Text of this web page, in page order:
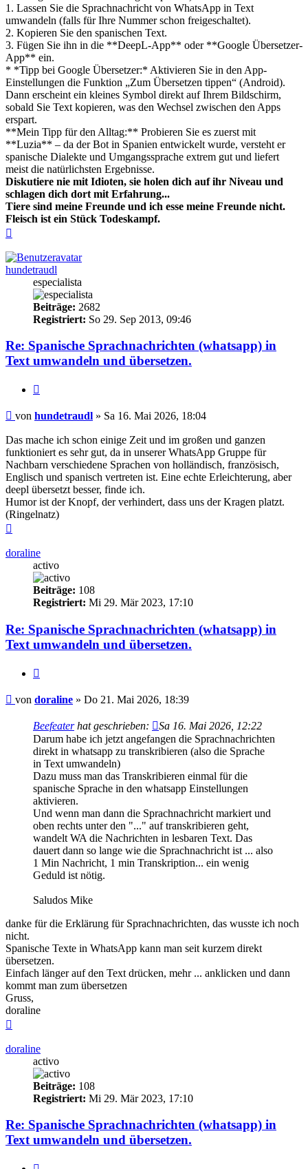
1. Lassen Sie die Sprachnachricht von WhatsApp in Text
umwandeln (falls für Ihre Nummer schon freigeschaltet).
2. Kopieren Sie den spanischen Text.
3. Fügen Sie ihn in die **DeepL-App** oder **Google Übersetzer-
App** ein.
* *Tipp bei Google Übersetzer:* Aktivieren Sie in den App-
Einstellungen die Funktion „Zum Übersetzen tippen“ (Android).
Dann erscheint ein kleines Symbol direkt auf Ihrem Bildschirm,
sobald Sie Text kopieren, was den Wechsel zwischen den Apps
erspart.
**Mein Tipp für den Alltag:** Probieren Sie es zuerst mit
**Luzia** – da der Bot in Spanien entwickelt wurde, versteht er
spanische Dialekte und Umgangssprache extrem gut und liefert
meist die natürlichsten Ergebnisse.
Diskutiere nie mit Idioten, sie holen dich auf ihr Niveau und
schlagen dich dort mit Erfahrung...
Tiere sind meine Freunde und ich esse meine Freunde nicht.
Fleisch ist ein Stück Todeskampf.
hundetraudl
especialista
Beiträge: 2682
Registriert: So 29. Sep 2013, 09:46
Re: Spanische Sprachnachrichten (whatsapp) in
Text umwandeln und übersetzen.
Beitrag
von hundetraudl » Sa 16. Mai 2026, 18:04
Das mache ich schon einige Zeit und im großen und ganzen
funktioniert es sehr gut, da in unserer WhatsApp Gruppe für
Nachbarn verschiedene Sprachen von holländisch, französisch,
Englisch und spanisch vertreten ist. Eine echte Erleichterung, aber
deepl übersetzt besser, finde ich.
Humor ist der Knopf, der verhindert, dass uns der Kragen platzt.
(Ringelnatz)
doraline
activo
Beiträge: 108
Registriert: Mi 29. Mär 2023, 17:10
Re: Spanische Sprachnachrichten (whatsapp) in
Text umwandeln und übersetzen.
Beitrag
von doraline » Do 21. Mai 2026, 18:39
Beefeaterhat geschrieben:
Sa 16. Mai 2026, 12:22
Darum habe ich jetzt angefangen die Sprachnachrichten
direkt in whatsapp zu transkribieren (also die Sprache
in Text umwandeln)
Dazu muss man das Transkribieren einmal für die
spanische Sprache in den whatsapp Einstellungen
aktivieren.
Und wenn man dann die Sprachnachricht markiert und
oben rechts unter den "..." auf transkribieren geht,
wandelt WA die Nachrichten in lesbaren Text. Das
dauert dann so lange wie die Sprachnachricht ist ... also
1 Min Nachricht, 1 min Transkription... ein wenig
Geduld ist nötig.
Saludos Mike
danke für die Erklärung für Sprachnachrichten, das wusste ich noch
nicht.
Spanische Texte in WhatsApp kann man seit kurzem direkt
übersetzen.
Einfach länger auf den Text drücken, mehr ... anklicken und dann
kommt man zum übersetzen
Gruss,
doraline
doraline
activo
Beiträge: 108
Registriert: Mi 29. Mär 2023, 17:10
Re: Spanische Sprachnachrichten (whatsapp) in
Text umwandeln und übersetzen.